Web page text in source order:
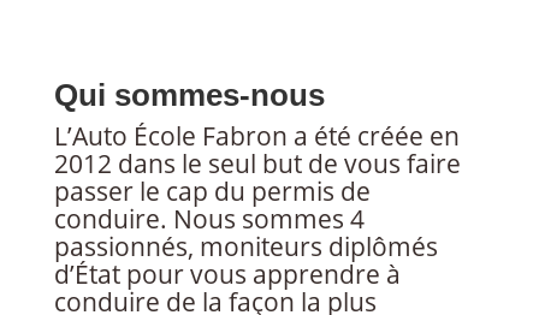
Qui sommes-nous
L’Auto École Fabron a été créée en
2012 dans le seul but de vous faire
passer le cap du permis de
conduire. Nous sommes 4
passionnés, moniteurs diplômés
d’État pour vous apprendre à
conduire de la façon la plus